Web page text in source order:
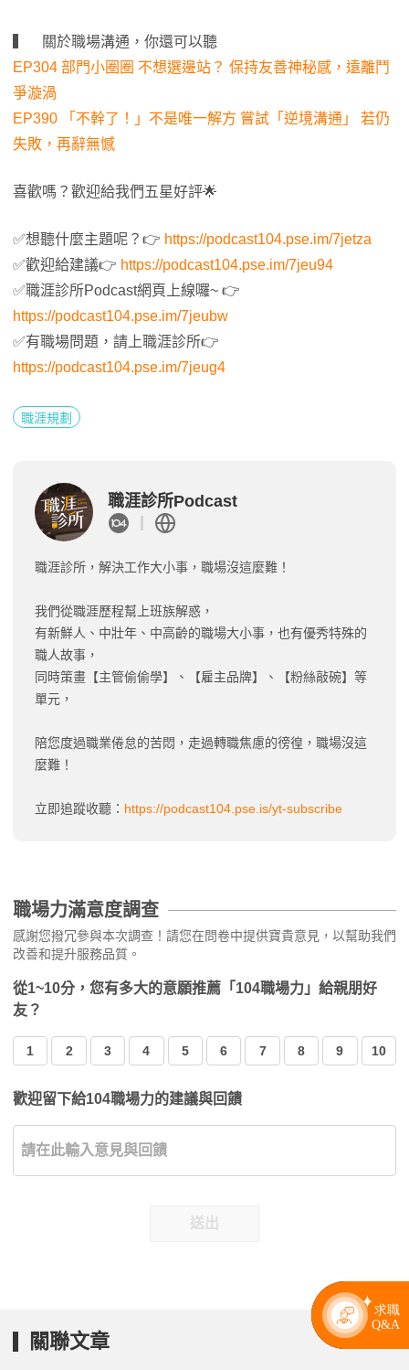
▍ 關於職場溝通，你還可以聽
EP304 部門小圈圈 不想選邊站？ 保持友善神秘感，遠離鬥
爭漩渦
EP390 「不幹了！」不是唯一解方 嘗試「逆境溝通」 若仍
失敗，再辭無憾
喜歡嗎？歡迎給我們五星好評🌟
✅想聽什麼主題呢？👉 https://podcast104.pse.im/7jetza
✅歡迎給建議👉 https://podcast104.pse.im/7jeu94
✅職涯診所Podcast網頁上線囉~ 👉
https://podcast104.pse.im/7jeubw
✅有職場問題，請上職涯診所👉
https://podcast104.pse.im/7jeug4
職涯規劃
職涯診所Podcast
職涯診所，解決工作大小事，職場沒這麼難！
我們從職涯歷程幫上班族解惑，
有新鮮人、中壯年、中高齡的職場大小事，也有優秀特殊的
職人故事，
同時策畫【主管偷偷學】、【雇主品牌】、【粉絲敲碗】等
單元，
陪您度過職業倦怠的苦悶，走過轉職焦慮的徬徨，職場沒這
麼難！
立即追蹤收聽： https://podcast104.pse.is/yt-subscribe
職場力滿意度調查
感謝您撥冗參與本次調查！請您在問卷中提供寶貴意見，以幫助我們
改善和提升服務品質。
從1~10分，您有多大的意願推薦「104職場力」給親朋好
友？
1 2 3 4 5 6 7 8 9 10
歡迎留下給104職場力的建議與回饋
送出
關聯文章